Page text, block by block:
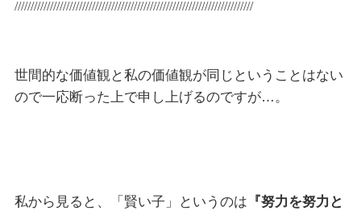
//////////////////////////////////////////////////////////////////////////
世間的な価値観と私の価値観が同じということはない
ので一応断った上で申し上げるのですが…。
私から見ると、「賢い子」というのは 『努力を努力と